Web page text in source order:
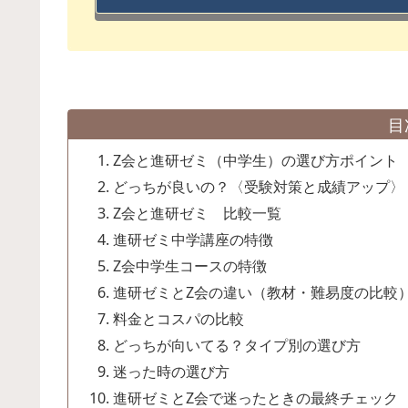
Z会と進研ゼミ（中学生）の選び方ポイント
どっちが良いの？〈受験対策と成績アップ〉
Z会と進研ゼミ 比較一覧
進研ゼミ中学講座の特徴
Z会中学生コースの特徴
進研ゼミとZ会の違い（教材・難易度の比較
料金とコスパの比較
どっちが向いてる？タイプ別の選び方
迷った時の選び方
進研ゼミとZ会で迷ったときの最終チェック